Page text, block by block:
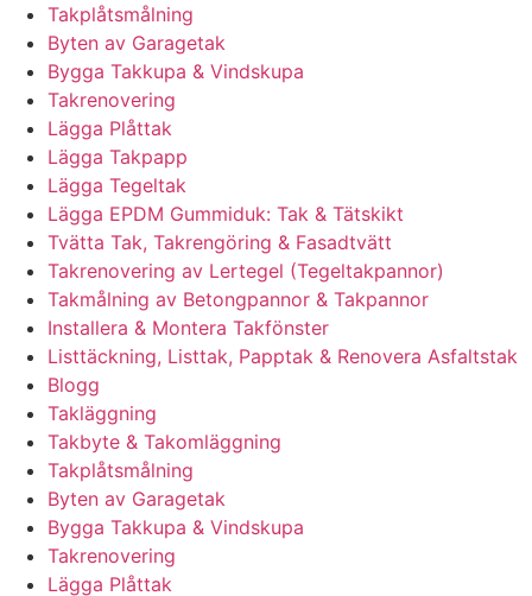
Takplåtsmålning
Byten av Garagetak
Bygga Takkupa & Vindskupa
Takrenovering
Lägga Plåttak
Lägga Takpapp
Lägga Tegeltak
Lägga EPDM Gummiduk: Tak & Tätskikt
Tvätta Tak, Takrengöring & Fasadtvätt
Takrenovering av Lertegel (Tegeltakpannor)
Takmålning av Betongpannor & Takpannor
Installera & Montera Takfönster
Listtäckning, Listtak, Papptak & Renovera Asfaltstak
Blogg
Takläggning
Takbyte & Takomläggning
Takplåtsmålning
Byten av Garagetak
Bygga Takkupa & Vindskupa
Takrenovering
Lägga Plåttak